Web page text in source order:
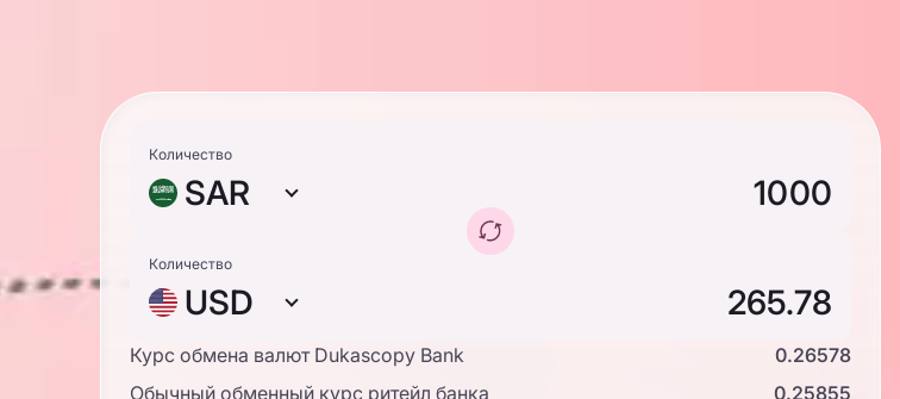
Количество
SAR
Количество
USD
Курс обмена валют Dukascopy Bank
0.26578
Обычный обменный курс ритейл банка
0.25855